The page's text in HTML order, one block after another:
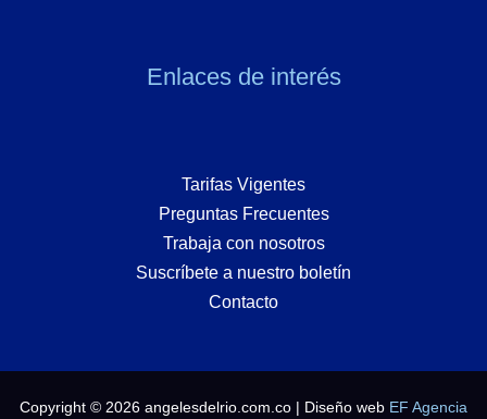
Enlaces de interés
Tarifas Vigentes
Preguntas Frecuentes
Trabaja con nosotros
Suscríbete a nuestro boletín
Contacto
Copyright © 2026 angelesdelrio.com.co | Diseño web EF Agencia